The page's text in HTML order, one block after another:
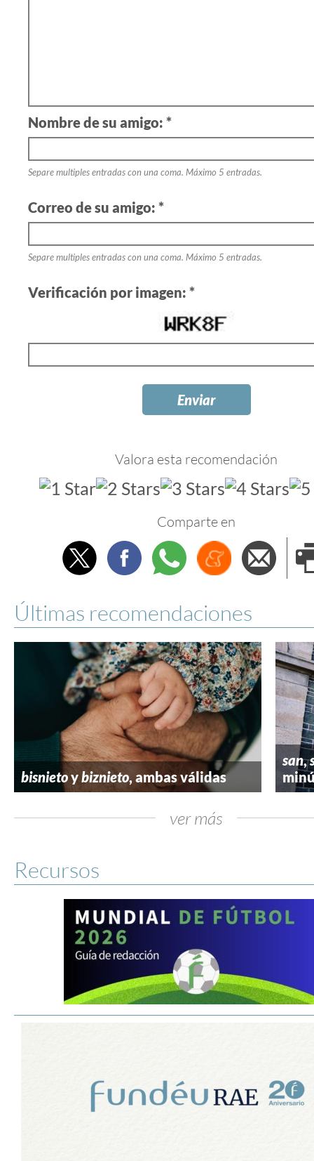
Nombre de su amigo: *
Separe multiples entradas con una coma. Máximo 5 entradas.
Correo de su amigo: *
Separe multiples entradas con una coma. Máximo 5 entradas.
Verificación por imagen: *
Valora esta recomendación
Comparte en
TwitterFacebookWhatsappMenéame
Últimas recomendaciones
bisnietoybiznieto, ambas válidas
san,
ver más
Recursos